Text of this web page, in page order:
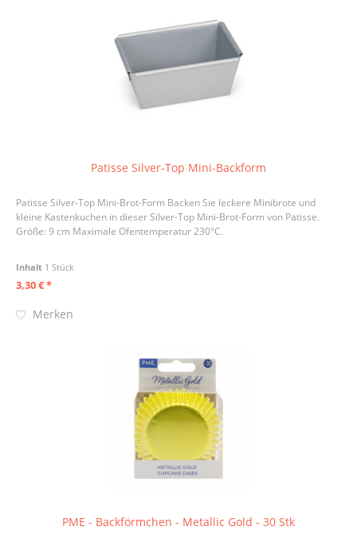
Patisse Silver-Top Mini-Backform
Patisse Silver-Top Mini-Brot-Form Backen Sie leckere Minibrote und
kleine Kastenkuchen in dieser Silver-Top Mini-Brot-Form von Patisse.
Größe: 9 cm Maximale Ofentemperatur 230°C.
Inhalt 1 Stück
3,30 € *
Merken
PME - Backförmchen - Metallic Gold - 30 Stk